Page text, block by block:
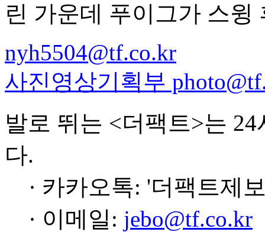
린 가운데 푸이그가 스윙
nyh5504@tf.co.kr
사진영상기획부
발로 뛰는 <더팩트>는
다.
· 카카오톡: '더팩트제
· 이메일: jebo@tf.co.kr